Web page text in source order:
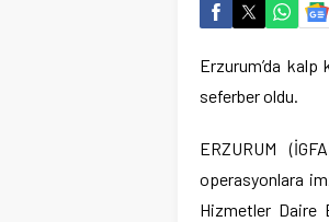
Erzurum’da
seferber oldu.
ERZURUM
operasyonlara
Hizmetler Daire